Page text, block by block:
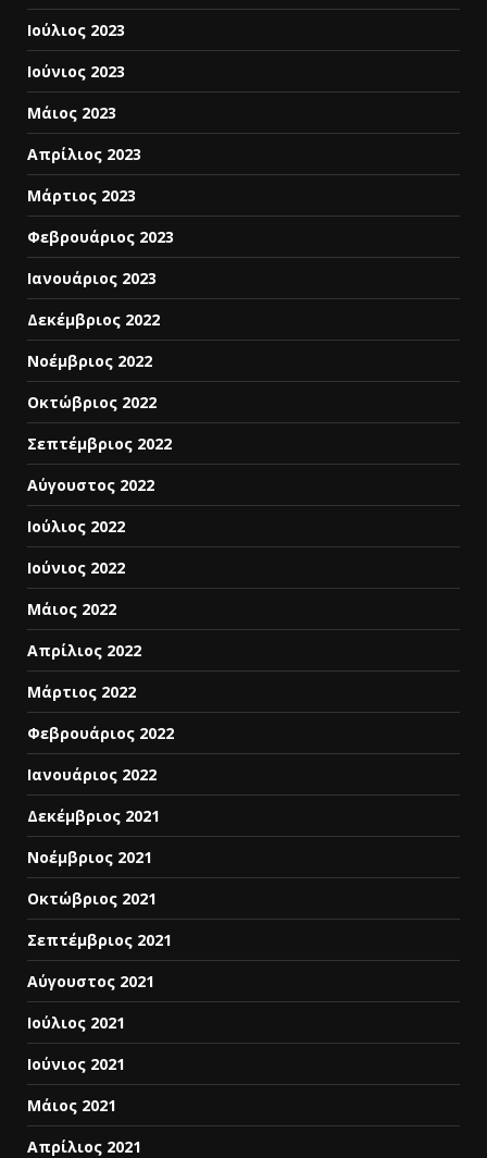
Ιούλιος 2023
Ιούνιος 2023
Μάιος 2023
Απρίλιος 2023
Μάρτιος 2023
Φεβρουάριος 2023
Ιανουάριος 2023
Δεκέμβριος 2022
Νοέμβριος 2022
Οκτώβριος 2022
Σεπτέμβριος 2022
Αύγουστος 2022
Ιούλιος 2022
Ιούνιος 2022
Μάιος 2022
Απρίλιος 2022
Μάρτιος 2022
Φεβρουάριος 2022
Ιανουάριος 2022
Δεκέμβριος 2021
Νοέμβριος 2021
Οκτώβριος 2021
Σεπτέμβριος 2021
Αύγουστος 2021
Ιούλιος 2021
Ιούνιος 2021
Μάιος 2021
Απρίλιος 2021